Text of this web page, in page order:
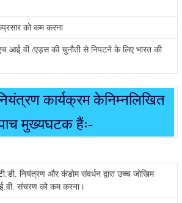
को कम करना
एड्स की चुनौती से निपटने के लिए भारत की
कार्यक्रम केनिम्नलिखित
मुख्यघटक हैंः-
नियंत्रण और कंडोम संवर्धन द्वारा उच्च जोखिम
संचरण को कम करना।